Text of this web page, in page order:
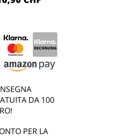
DA 100
PER LA